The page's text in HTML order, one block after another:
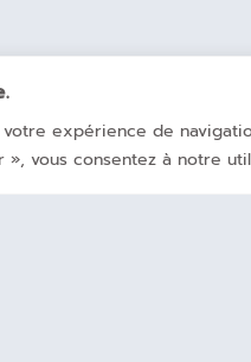
expérience de
vous consentez à notre